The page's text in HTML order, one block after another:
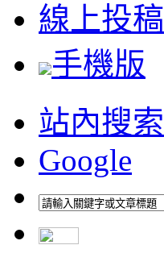
線上投稿
手機版
站內搜索
Google